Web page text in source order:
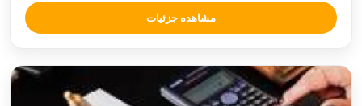
مشاهده جزئیات